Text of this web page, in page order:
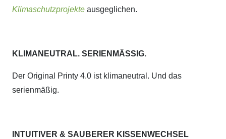
Klimaschutzprojekte ausgeglichen.
KLIMANEUTRAL. SERIENMÄSSIG.
Der Original Printy 4.0 ist klimaneutral. Und das
serienmäßig.
INTUITIVER & SAUBERER KISSENWECHSEL